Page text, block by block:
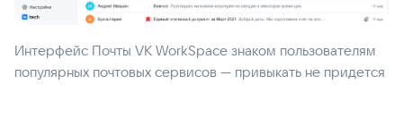
Интерфейс Почты VK WorkSpace знаком пользователям
популярных почтовых сервисов — привыкать не придется